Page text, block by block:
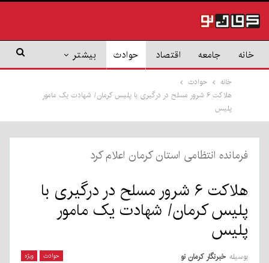
خانه جامعه اقتصاد حوادث بیشتر
خانه
حوادث
هلاکت ۶ شرور مسلح در درگیری با پلیس کرمان/ شهادت یک مامور
پلیس
فرمانده انتظامی استان کرمان اعلام کرد
هلاکت ۶ شرور مسلح در درگیری با
پلیس کرمان/ شهادت یک مامور
پلیس
حوادث ویژه بوسیله خبرنگار کرمان نو